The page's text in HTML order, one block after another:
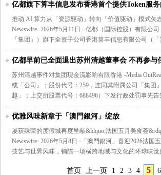
亿都旗下算丰信息发布香港首个提供Token服
推动 AI 算力从「资源驱动」转向「价值驱动」模式矢
Newswire- 2026年5月11日 - 亿都（国际控股）有限公
「集团」）旗下全资子公司香港算丰信息有限公司（
亿都早前已全面退出苏州清越董事会 不再参与
苏州清越事件对集团现金流影响有限香港 -Media
或「公司」；股份代号：259，连同其附属公司「集
越」；上交所股票代号：688496）下发行政处罚事先
优雅风味新章于「澳門銀河」绽放
屡获殊荣的度假城再度呈献&ldquo;法国五月美食荟
Newswire- 2026年5月8日 -「澳門銀河」喜迎2026法
技艺与世界风味，铺陈一场横跨地域与文化的环球味
首页 上一页 1 2 3 4 5 6